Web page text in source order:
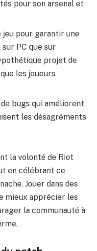
pour son arsenal et
jeu pour garantir une
PC que sur
projet de
les joueurs
bugs qui améliorent
les désagréments
la volonté de Riot
en célébrant ce
Jouer dans des
mieux apprécier les
la communauté à